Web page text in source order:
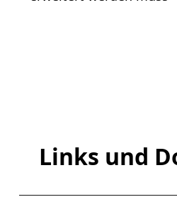
Links und